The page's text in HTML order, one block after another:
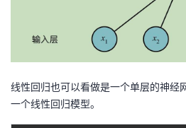
线性回归也可以看做是一个单层的神经
一个线性回归模型。